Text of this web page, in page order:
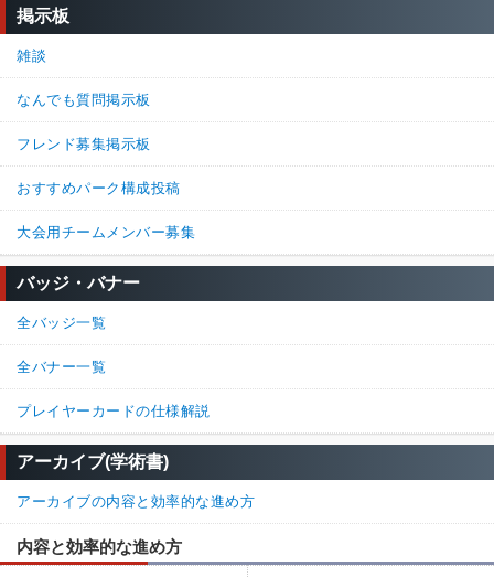
掲示板
雑談
なんでも質問掲示板
フレンド募集掲示板
おすすめパーク構成投稿
大会用チームメンバー募集
バッジ・バナー
全バッジ一覧
全バナー一覧
プレイヤーカードの仕様解説
アーカイブ(学術書)
アーカイブの内容と効率的な進め方
内容と効率的な進め方